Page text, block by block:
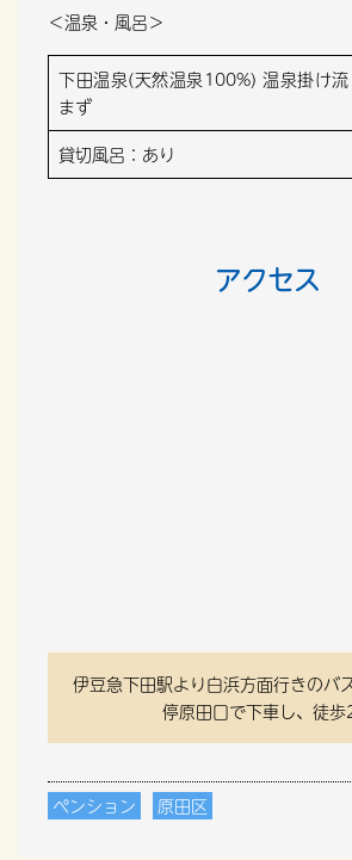
＜温泉・風呂＞
下田温泉(天然温泉100%) 温泉掛け
まず
貸切風呂：あり
アクセス
伊豆急下田駅より白浜方面行きのバ
停原田口で下車し、徒歩
ペンション 原田区